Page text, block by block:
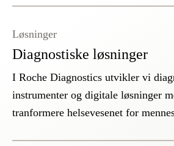
Diagnostiske løsninger
Løsninger
I Roche Diagnostics utvikler vi
instrumenter og digitale løsninger
tranformere helsevesenet for